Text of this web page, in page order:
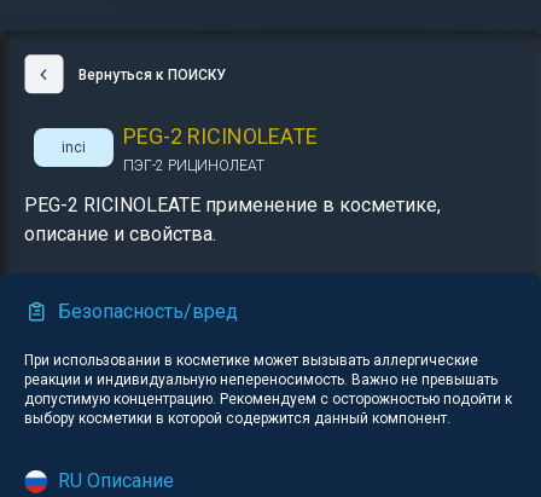
Вернуться к ПОИСКУ
inci PEG-2 RICINOLEATE
ПЭГ-2 РИЦИНОЛЕАТ
PEG-2 RICINOLEATE применение в косметике,
описание и свойства.
Безопасность/вред
При использовании в косметике может вызывать аллергические
реакции и индивидуальную непереносимость. Важно не превышать
допустимую концентрацию. Рекомендуем с осторожностью подойти к
выбору косметики в которой содержится данный компонент.
RU Описание